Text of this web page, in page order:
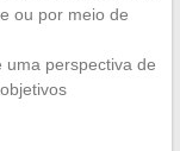
ou por meio de
perspectiva de